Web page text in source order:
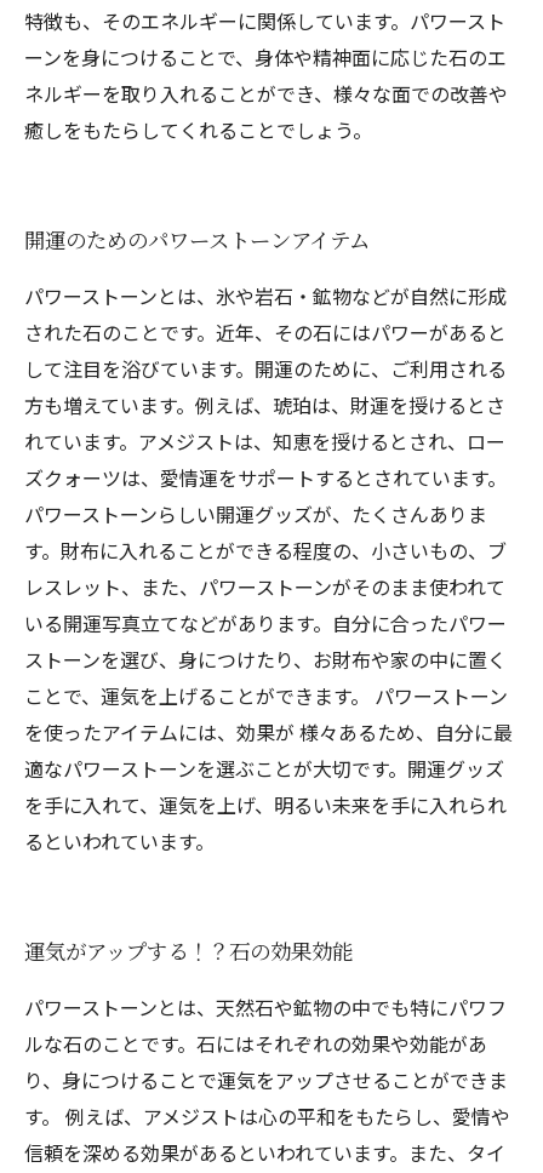
特徴も、そのエネルギーに関係しています。パワースト
ーンを身につけることで、身体や精神面に応じた石のエ
ネルギーを取り入れることができ、様々な面での改善や
癒しをもたらしてくれることでしょう。
開運のためのパワーストーンアイテム
パワーストーンとは、氷や岩石・鉱物などが自然に形成
された石のことです。近年、その石にはパワーがあると
して注目を浴びています。開運のために、ご利用される
方も増えています。例えば、琥珀は、財運を授けるとさ
れています。アメジストは、知恵を授けるとされ、ロー
ズクォーツは、愛情運をサポートするとされています。
パワーストーンらしい開運グッズが、たくさんありま
す。財布に入れることができる程度の、小さいもの、ブ
レスレット、また、パワーストーンがそのまま使われて
いる開運写真立てなどがあります。自分に合ったパワー
ストーンを選び、身につけたり、お財布や家の中に置く
ことで、運気を上げることができます。 パワーストーン
を使ったアイテムには、効果が 様々あるため、自分に最
適なパワーストーンを選ぶことが大切です。開運グッズ
を手に入れて、運気を上げ、明るい未来を手に入れられ
るといわれています。
運気がアップする！？石の効果効能
パワーストーンとは、天然石や鉱物の中でも特にパワフ
ルな石のことです。石にはそれぞれの効果や効能があ
り、身につけることで運気をアップさせることができま
す。 例えば、アメジストは心の平和をもたらし、愛情や
信頼を深める効果があるといわれています。また、タイ